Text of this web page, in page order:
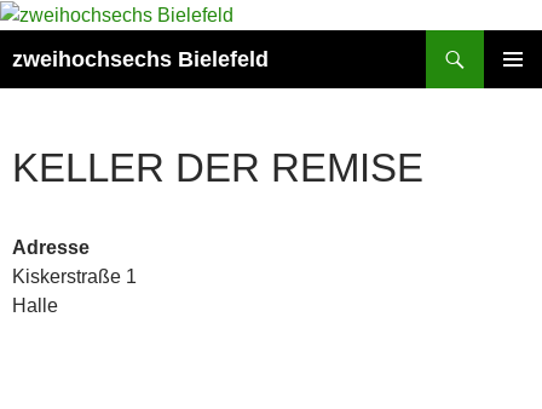
Zum
springen
zweihochsechs Bielefeld
KELLER DER REMISE
Adresse
Kiskerstraße 1
Halle